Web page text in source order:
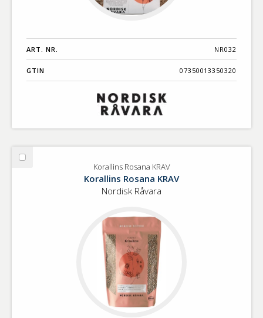
ART. NR. NR032
GTIN 07350013350320
Välj
Korallins Rosana KRAV
Korallins Rosana KRAV
Nordisk Råvara